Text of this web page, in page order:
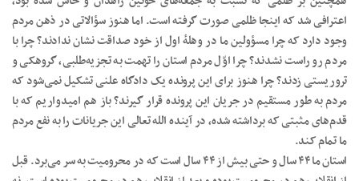
اعترافی شد که اینجا ظلمی صورت گرفته است. اما هنوز سؤالاتی در ذهن مردم
وجود دارد که چرا مسؤولین ما در وهلهٔ اول از خود صداقت نشان ندادند؟ چرا با
مردم رو راست نشدند؟ چرا اوّل مردم استان را تهمت به تجزیه‌طلبی، گروهکی و
تروریستی زدند؟ چرا هنوز برای این پرونده یک دادگاه علنی تشکیل نمی‌شود که
مردم به طور مستقیم در جریان این پرونده قرار گیرند؟ باز هم امیدواریم که با
قدم‌های مثبتی که برداشته شده، در آینده الله تعالی این جریانات را به نفع مردم
ما تمام کند.
استان ما ۴۴ سال و حتی بیش از ۴۴ سال است که در محرومیت به سر می‌برد. قبل